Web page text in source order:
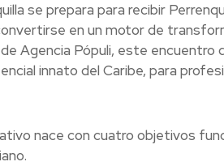
se prepara para recibir
en un motor de
Agencia Pópuli, este encuentro
innato del Caribe, para
nace con cuatro objetivos